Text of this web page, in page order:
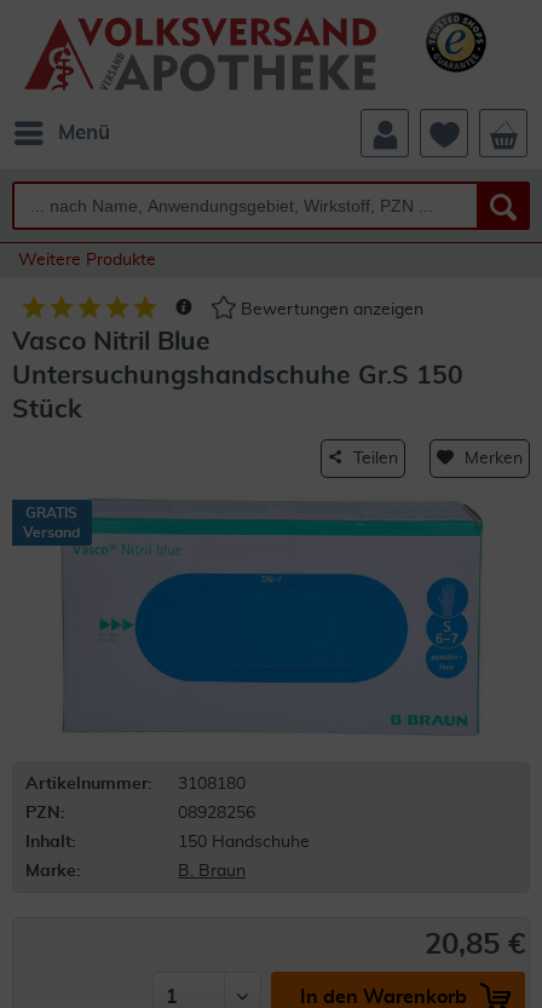
Menü
Weitere Produkte
Bewertungen anzeigen
Vasco Nitril Blue
Untersuchungshandschuhe Gr.S 150
Stück
Teilen Merken
GRATIS
Versand
Artikelnummer:
3108180
PZN:
08928256
Inhalt:
150 Handschuhe
Marke:
B. Braun
20,85 €
In den Warenkorb